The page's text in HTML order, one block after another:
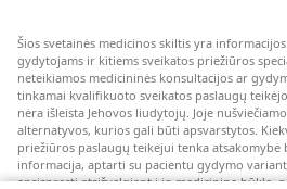
Šios svetainės medicinos skiltis yra
gydytojams ir kitiems sveikatos priežiūros
neteikiamos medicininės konsultacijos ar
tinkamai kvalifikuoto sveikatos paslaugų
nėra išleista Jehovos liudytojų. Joje
alternatyvos, kurios gali būti apsvarstytos.
priežiūros paslaugų teikėjui tenka atsakomybė
informacija, aptarti su pacientu gydymo
apsispręsti atsižvelgiant į jo medicininę būklę,